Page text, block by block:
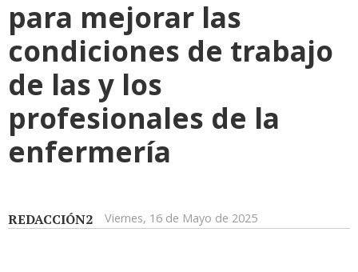
para mejorar las
condiciones de trabajo
de las y los
profesionales de la
enfermería
REDACCIÓN2 Viernes, 16 de Mayo de 2025